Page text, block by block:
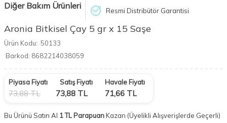
Diğer Bakım Ürünleri Resmi Distribütör Garantisi
Aronia Bitkisel Çay 5 gr x 15 Saşe
Ürün Kodu: 50133
Barkod: 8682214038059
Piyasa Fiyatı
73,88TL
Satış Fiyatı
73,88 TL
Havale Fiyatı
71,66 TL
Bu Ürünü Satın Al 1 TL ParapuanKazan (Üyelikli Alışverişlerde Geçerli)